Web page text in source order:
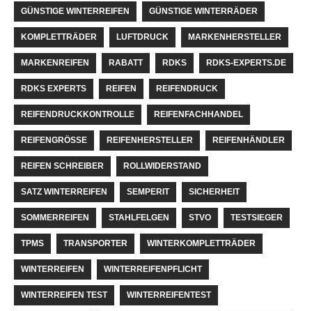
GÜNSTIGE WINTERREIFEN GÜNSTIGE WINTERRÄDER
KOMPLETTRÄDER LUFTDRUCK MARKENHERSTELLER
MARKENREIFEN RABATT RDKS RDKS-EXPERTS.DE
RDKS EXPERTS REIFEN REIFENDRUCK
REIFENDRUCKKONTROLLE REIFENFACHHANDEL
REIFENGRÖSSE REIFENHERSTELLER REIFENHÄNDLER
REIFEN SCHREIBER ROLLWIDERSTAND
SATZ WINTERREIFEN SEMPERIT SICHERHEIT
SOMMERREIFEN STAHLFELGEN STVO TESTSIEGER
TPMS TRANSPORTER WINTERKOMPLETTRÄDER
WINTERREIFEN WINTERREIFENPFLICHT
WINTERREIFEN TEST WINTERREIFENTEST